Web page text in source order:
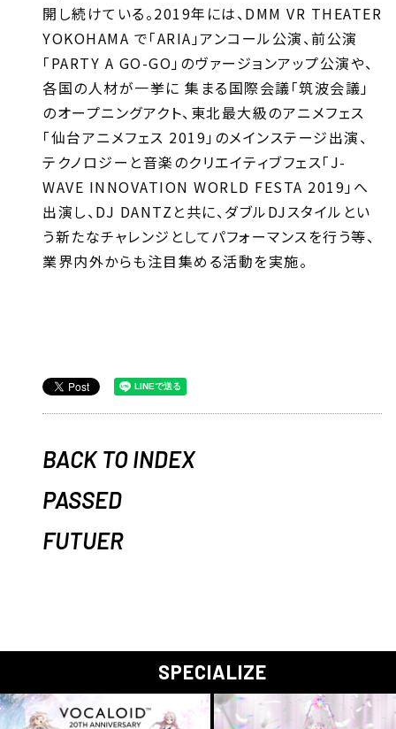
開し続けている。2019年には、DMM VR THEATER
YOKOHAMA で「ARIA」アンコール公演、前公演
「PARTY A GO-GO」のヴァージョンアップ公演や、
各国の人材が一挙に 集まる国際会議「筑波会議」
のオープニングアクト、東北最大級のアニメフェス
「仙台アニメフェス 2019」のメインステージ出演、
テクノロジーと音楽のクリエイティブフェス「J-
WAVE INNOVATION WORLD FESTA 2019」へ
出演し、DJ DANTZと共に、ダブルDJスタイルとい
う新たなチャレンジとしてパフォーマンスを行う等、
業界内外からも注目集める活動を実施。
BACK TO INDEX
PASSED
FUTUER
SPECIALIZE